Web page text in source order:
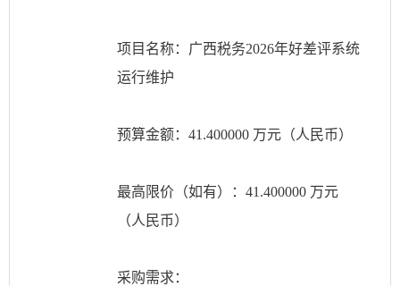
项目名称：广西税务2026年好差评系统
运行维护
预算金额： 41.400000 万元（人民币）
最高限价（如有）： 41.400000 万元
（人民币）
采购需求：